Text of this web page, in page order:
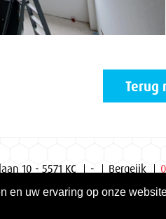
en uw ervaring op onze
Terug
10 - 5571 KC - Bergeijk
volgens ISO 9001 | ISO 14001 |